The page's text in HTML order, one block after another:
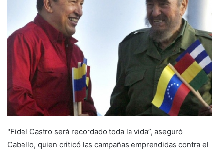
"Fidel Castro será recordado toda la vida”, aseguró
Cabello, quien criticó las campañas emprendidas contra el